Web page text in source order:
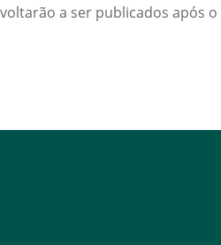
a ser publicados após